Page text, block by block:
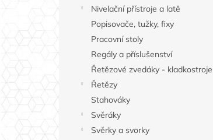
Nivelační přístroje a latě
Popisovače, tužky, fixy
Pracovní stoly
Regály a příslušenství
Řetězové zvedáky - kladkostroje
Řetězy
Stahováky
Svěráky
Svěrky a svorky